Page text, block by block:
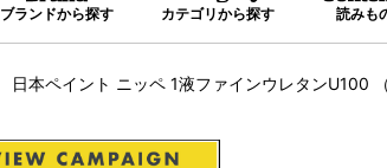
ブランドから探す カテゴリから探す 読みも
日本ペイント ニッペ 1液ファインウレタンU100